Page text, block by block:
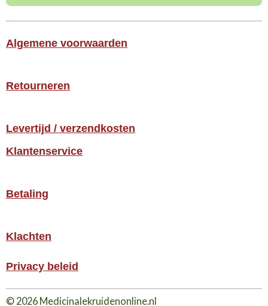
Algemene voorwaarden
Retourneren
Levertijd / verzendkosten
Klantenservice
Betaling
Klachten
Privacy beleid
© 2026 Medicinalekruidenonline.nl